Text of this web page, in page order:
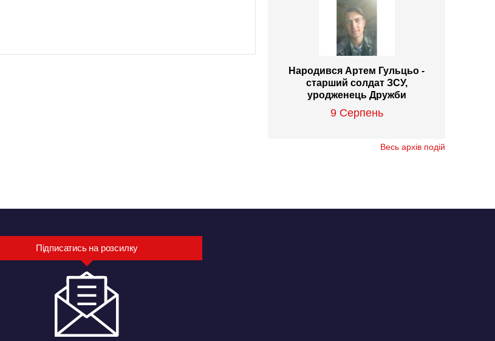
Народився Артем Гульцьо -
старший солдат ЗСУ,
уродженець Дружби
9 Серпень
Весь архів подій
Підписатись на розсилку